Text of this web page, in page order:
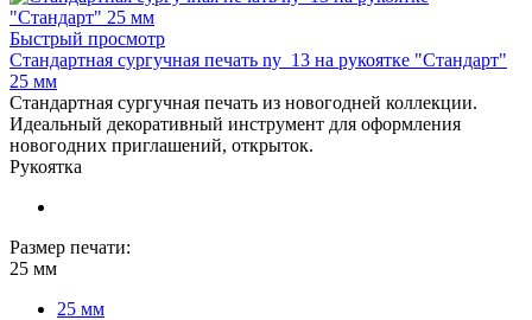
Быстрый просмотр
Стандартная сургучная печать ny_13 на рукоятке "Стандарт"
25 мм
Стандартная сургучная печать из новогодней коллекции.
Идеальный декоративный инструмент для оформления
новогодних приглашений, открыток.
Рукоятка
Размер печати:
25 мм
25 мм